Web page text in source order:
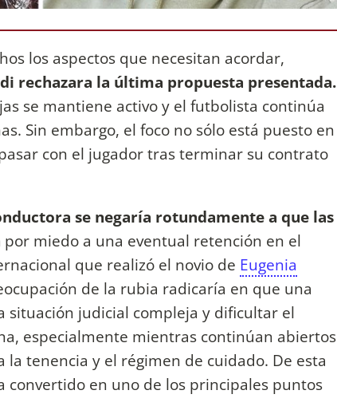
los aspectos que necesitan acordar,
rechazara la última propuesta presentada.
se mantiene activo y el futbolista continúa
Sin embargo, el foco no sólo está puesto en
con el jugador tras terminar su contrato
se negaría rotundamente a que las
por miedo a una eventual retención en el
que realizó el novio de Eugenia
de la rubia radicaría en que una
situación judicial compleja y dificultar el
especialmente mientras continúan abiertos
tenencia y el régimen de cuidado. De esta
convertido en uno de los principales puntos